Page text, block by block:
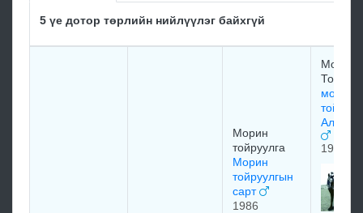
5 үе дотор төрлийн нийлүүлэг байхгүй
Морин
тойруулга
Морин
тойруулгын
сарт
1986
Морин
морин
1975